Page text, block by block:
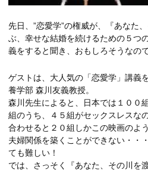
先日、”恋愛学”の権威が、『あなた
ぶ、幸せな結婚を続けるための５つ
義をすると聞き、おもしろそうなの
ゲストは、大人気の「恋愛学」講義
養学部 森川友義教授。
森川先生によると、日本では１００
組のうち、４５組がセックスレスな
合わせると２０組しかこの映画のよ
夫婦関係を築くことができない・・
ても難しい！
では、さっそく『あなた、その川を